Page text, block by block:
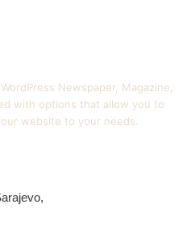
Newspaper, Magazine,
with options that allow you to
website to your needs.